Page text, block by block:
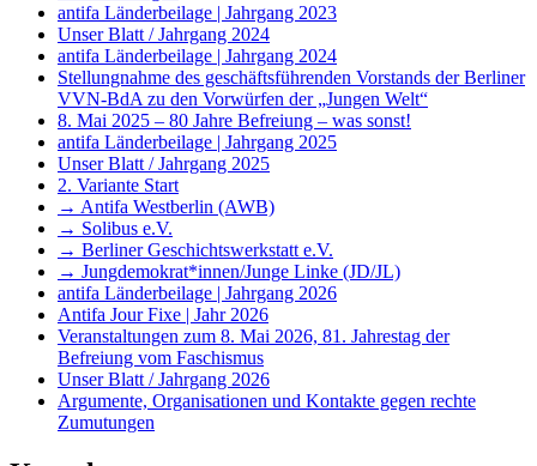
antifa Länderbeilage | Jahrgang 2023
Unser Blatt / Jahrgang 2024
antifa Länderbeilage | Jahrgang 2024
Stellungnahme des geschäftsführenden Vorstands der Berliner
VVN-BdA zu den Vorwürfen der „Jungen Welt“
8. Mai 2025 – 80 Jahre Befreiung – was sonst!
antifa Länderbeilage | Jahrgang 2025
Unser Blatt / Jahrgang 2025
2. Variante Start
→ Antifa Westberlin (AWB)
→ Solibus e.V.
→ Berliner Geschichtswerkstatt e.V.
→ Jungdemokrat*innen/Junge Linke (JD/JL)
antifa Länderbeilage | Jahrgang 2026
Antifa Jour Fixe | Jahr 2026
Veranstaltungen zum 8. Mai 2026, 81. Jahrestag der
Befreiung vom Faschismus
Unser Blatt / Jahrgang 2026
Argumente, Organisationen und Kontakte gegen rechte
Zumutungen